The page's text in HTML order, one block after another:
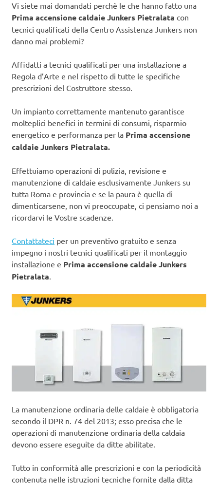
Vi siete mai domandati perchè le che hanno fatto una
Prima accensione caldaie Junkers Pietralata con
tecnici qualificati della Centro Assistenza Junkers non
danno mai problemi?
Affidatti a tecnici qualificati per una installazione a
Regola d’Arte e nel rispetto di tutte le specifiche
prescrizioni del Costruttore stesso.
Un impianto correttamente mantenuto garantisce
molteplici benefici in termini di consumi, risparmio
energetico e performanza per la Prima accensione
caldaie Junkers Pietralata.
Effettuiamo operazioni di pulizia, revisione e
manutenzione di caldaie esclusivamente Junkers su
tutta Roma e provincia e se la paura è quella di
dimenticarsene, non vi preoccupate, ci pensiamo noi a
ricordarvi le Vostre scadenze.
Contattateci per un preventivo gratuito e senza
impegno i nostri tecnici qualificati per il montaggio
installazione e Prima accensione caldaie Junkers
Pietralata.
La manutenzione ordinaria delle caldaie è obbligatoria
secondo il DPR n. 74 del 2013; esso precisa che le
operazioni di manutenzione ordinaria della caldaia
devono essere eseguite da ditte abilitate.
Tutto in conformità alle prescrizioni e con la periodicità
contenuta nelle istruzioni tecniche fornite dalla ditta